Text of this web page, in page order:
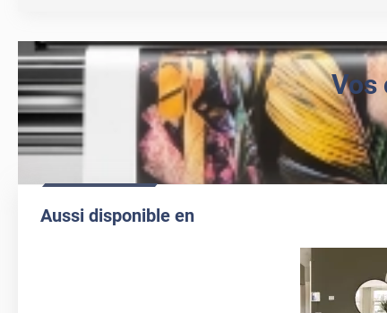
Vos
Aussi disponible en